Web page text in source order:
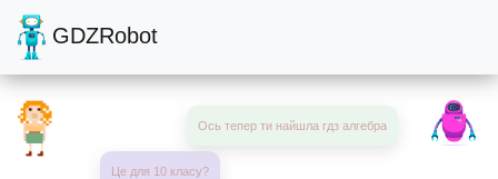
GDZRobot
Ось тепер ти найшла гдз алгебра
Це для 10 класу?